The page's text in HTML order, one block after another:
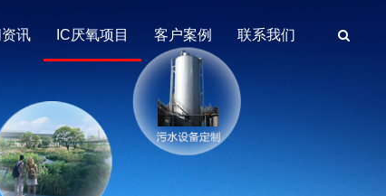
讯 IC厌氧项目 客户案例 联系我们